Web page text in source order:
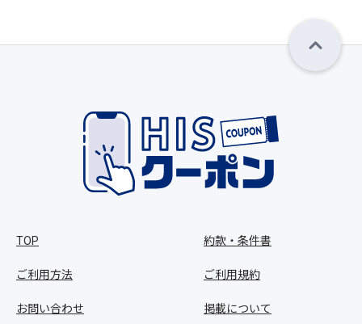
TOP
ご利用方法
お問い合わせ
約款・条件書
ご利用規約
掲載について